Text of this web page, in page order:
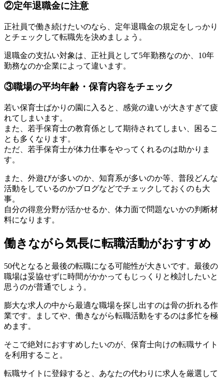
②定年退職金に注意
正社員で働き続けたいのなら、定年退職金の規定をしっかり
とチェックして転職先を決めましょう。
退職金の支払い対象は、正社員として5年勤務なのか、10年
勤務なのか企業によって違います。
③職場の平均年齢・保育内容をチェック
若い保育士ばかりの園に入ると、感覚の違いが大きすぎて疲
れてしまいます。
また、若手保育士の教育係として期待されてしまい、困るこ
とも多くなります。
ただ、若手保育士が体力仕事をやってくれるのは助かりま
す。
また、外遊びが多いのか、知育系が多いのか等、普段どんな
活動をしているのかブログなどでチェックしておくのも大
事。
自分の得意分野が活かせるか、体力面で問題ないかの判断材
料になります。
働きながら気長に転職活動がおすすめ
50代となると最後の転職になる可能性が大きいです。最後の
職場は妥協せずに時間がかかってもじっくりと検討したいと
思うのが普通でしょう。
膨大な求人の中から最適な職場を探し出すのは骨の折れる作
業です。ましてや、働きながら転職活動をするのは多忙を極
めます。
そこで絶対におすすめしたいのが、保育士向けの転職サイト
を利用すること。
転職サイトに登録すると、あなたの代わりに求人を厳選して